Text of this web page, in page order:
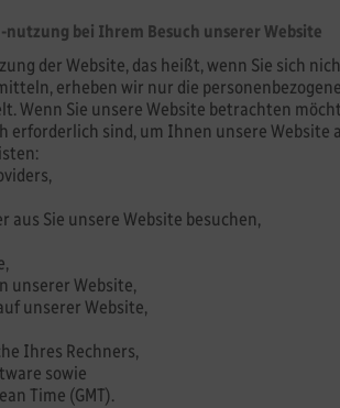
bei Ihrem Besuch unserer Website
der Website, das heißt, wenn Sie sich
erheben wir nur die
Wenn Sie unsere Website betrachten
erforderlich sind, um Ihnen unsere Website
aus Sie unsere Website besuchen,
unserer Website,
unserer Website,
Ihres Rechners,
sowie
Time (GMT).